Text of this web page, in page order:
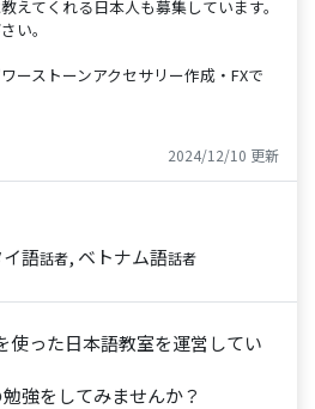
えてくれる日本人も募集しています。
い。
ーストーンアクセサリー作成・FXで
2024/12/10 更新
イ語話者, ベトナム語話者
使った日本語教室を運営してい
強をしてみませんか？